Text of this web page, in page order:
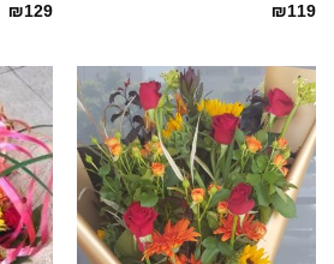
₪119
₪129